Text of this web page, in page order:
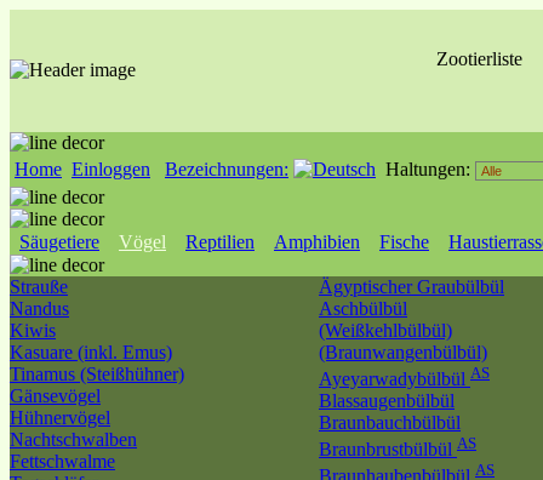
Zootierliste
Home Einloggen Bezeichnungen: Haltungen:
Säugetiere Vögel Reptilien Amphibien Fische
Strauße
Nandus
Kiwis
Kasuare (inkl. Emus)
Tinamus (Steißhühner)
Gänsevögel
Hühnervögel
Nachtschwalben
Fettschwalme
Ägyptischer Graubülbül
Aschbülbül
(Weißkehlbülbül)
(Braunwangenbülbül)
Ayeyarwadybülbül AS
Blassaugenbülbül
Braunbauchbülbül
Braunbrustbülbül AS
AS